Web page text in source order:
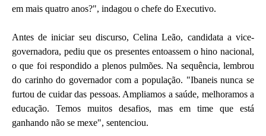
em mais quatro anos?", indagou o chefe do Executivo.
Antes de iniciar seu discurso, Celina Leão, candidata a vice-
governadora, pediu que os presentes entoassem o hino nacional,
o que foi respondido a plenos pulmões. Na sequência, lembrou
do carinho do governador com a população. "Ibaneis nunca se
furtou de cuidar das pessoas. Ampliamos a saúde, melhoramos a
educação. Temos muitos desafios, mas em time que está
ganhando não se mexe", sentenciou.